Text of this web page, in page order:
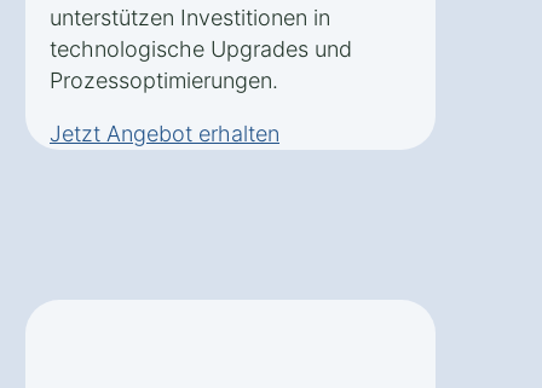
unterstützen Investitionen in
technologische Upgrades und
Prozessoptimierungen.
Jetzt Angebot erhalten